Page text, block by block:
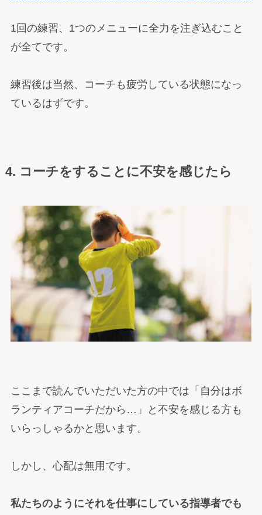
1回の練習、1つのメニューに全力を注ぎ込むこと
が全てです。
練習後は当然、コーチも疲労している状態になっ
ているはずです。
4. コーチをすることに不安を感じたら
ここまで読んでいただいた方の中では「自分はボ
ランティアコーチだから…」と不安を感じる方も
いらっしゃるかと思います。
しかし、心配は無用です。
私たちのようにそれを仕事にしている指導者でも